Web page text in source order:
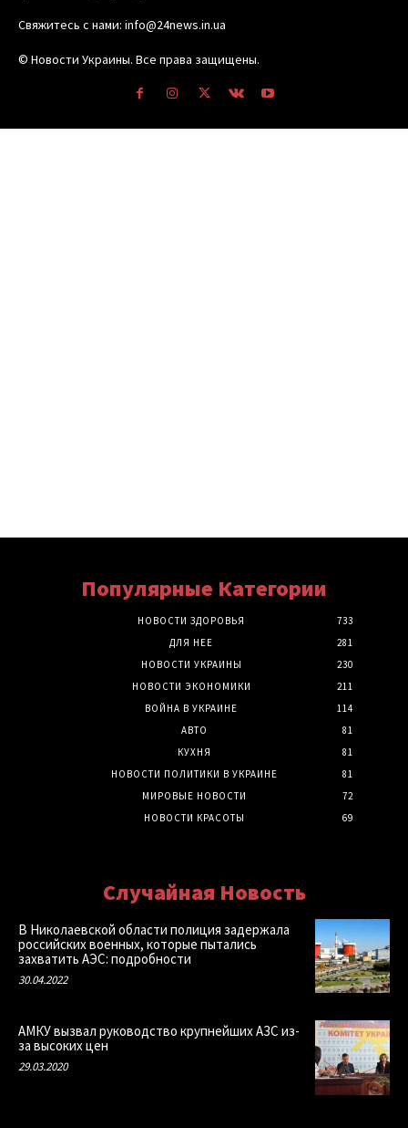
Свяжитесь с нами: info@24news.in.ua
© Новости Украины. Все права защищены.
Популярные Категории
НОВОСТИ ЗДОРОВЬЯ
733
ДЛЯ НЕЕ
281
НОВОСТИ УКРАИНЫ
230
НОВОСТИ ЭКОНОМИКИ
211
ВОЙНА В УКРАИНЕ
114
АВТО
81
КУХНЯ
81
НОВОСТИ ПОЛИТИКИ В УКРАИНЕ
81
МИРОВЫЕ НОВОСТИ
72
НОВОСТИ КРАСОТЫ
69
Случайная Новость
В Николаевской области полиция задержала
российских военных, которые пытались
захватить АЭС: подробности
30.04.2022
АМКУ вызвал руководство крупнейших АЗС из-
за высоких цен
29.03.2020